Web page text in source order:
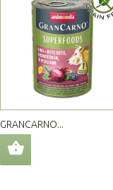
GRANCARNO...